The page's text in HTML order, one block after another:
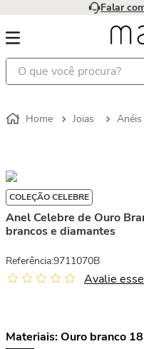
Falar
O que você procura?
Joias Anéis
COLEÇÃO CELEBRE
Anel Celebre de Ouro
brancos e diamantes
Referência:9711070B
Avalie
Materiais:Ouro branco